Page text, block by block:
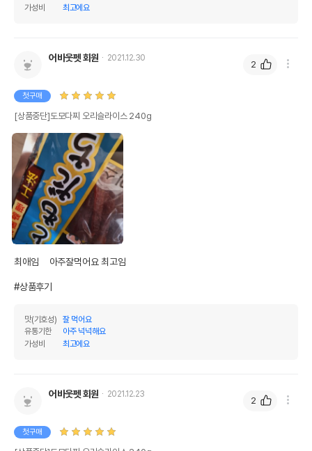
가성비
최고에요
어바웃펫 회원 2021.12.30
첫구매
[상품중단]도모다찌 오리슬라이스 240g
최애임    아주잘먹어요 최고임
#상품후기
맛(기호성)
잘 먹어요
유통기한
아주 넉넉해요
가성비
최고에요
2
어바웃펫 회원 2021.12.23
첫구매
2